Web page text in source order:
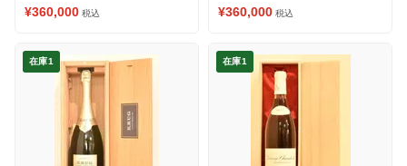
¥360,000 税込 ¥360,000 税込
在庫1 在庫1